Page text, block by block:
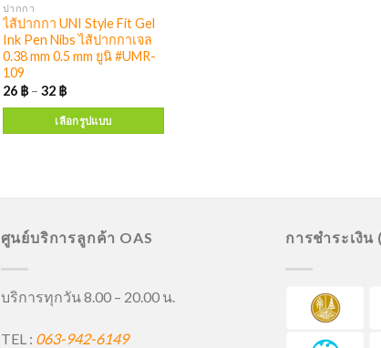
ปากกา
ไส้ปากกา UNI Style Fit Gel
Ink Pen Nibs ไส้ปากกาเจล
0.38 mm 0.5 mm ยูนิ #UMR-
109
26 ฿– 32 ฿
เลือกรูปแบบ
ศูนย์บริการลูกค้า OAS
บริการทุกวัน 8.00 – 20.00 น.
TEL : 063-942-6149
การชำระเงิ